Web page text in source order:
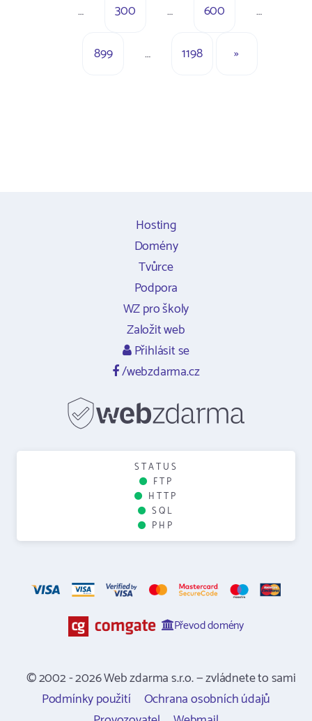
… 300 … 600 …
899 … 1198 »
Hosting
Domény
Tvůrce
Podpora
WZ pro školy
Založit web
Přihlásit se
/webzdarma.cz
STATUS
FTP
HTTP
SQL
PHP
Převod domény
© 2002 - 2026 Web zdarma s.r.o. — zvládnete to sami
Podmínky použití
Ochrana osobních údajů